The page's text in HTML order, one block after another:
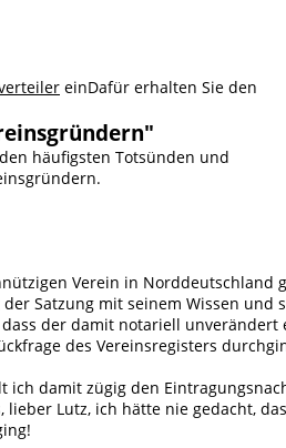
einDafür erhalten Sie den
häufigsten Totsünden und
Verein in Norddeutschland
Satzung mit seinem Wissen und
der damit notariell unverändert
des Vereinsregisters
ich damit zügig den
lieber Lutz, ich hätte nie gedacht,